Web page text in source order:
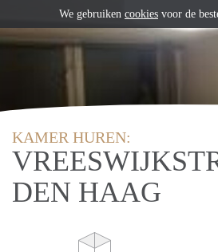
KAMER HUREN:
DEN HAAG
We gebruiken cookies voor de